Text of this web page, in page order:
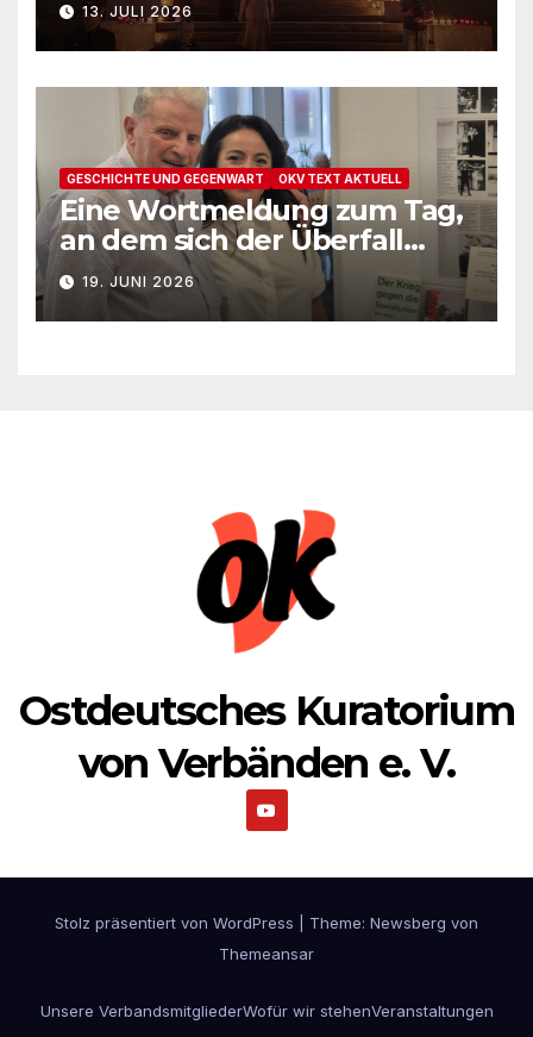
13. JULI 2026
GESCHICHTE UND GEGENWART OKV TEXT AKTUELL
Eine Wortmeldung zum Tag,
an dem sich der Überfall
Deutschlands auf die UdSSR
1941 zum 85. Male jährt
19. JUNI 2026
Ostdeutsches Kuratorium
von Verbänden e. V.
Stolz präsentiert von WordPress Theme: Newsberg von
Themeansar
Unsere VerbandsmitgliederWofür wir stehenVeranstaltungen